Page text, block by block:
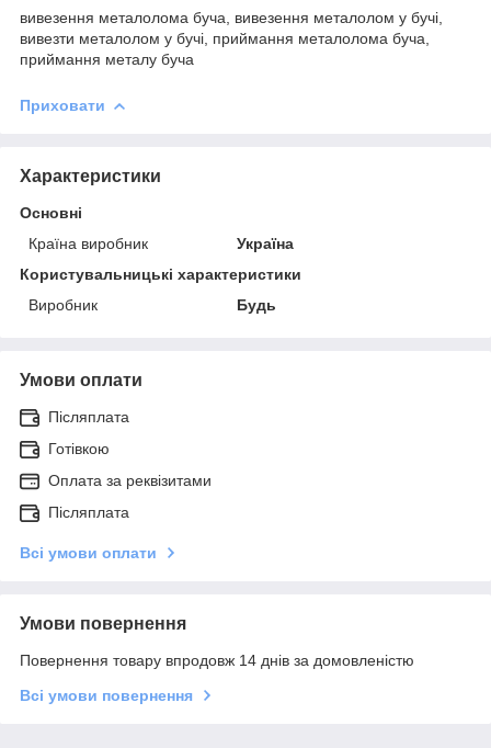
вивезення металолома буча, вивезення металолом у бучі,
вивезти металолом у бучі, приймання металолома буча,
приймання металу буча
Приховати
Характеристики
Основні
Країна виробник
Україна
Користувальницькі характеристики
Виробник
Будь
Умови оплати
Післяплата
Готівкою
Оплата за реквізитами
Післяплата
Всі умови оплати
Умови повернення
Повернення товару впродовж 14 днів за домовленістю
Всі умови повернення